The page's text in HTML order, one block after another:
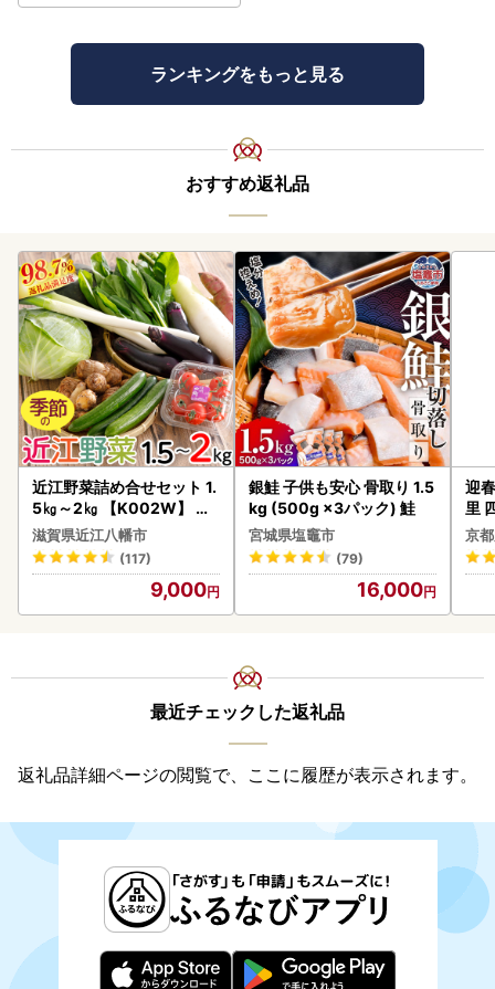
ランキングをもっと見る
おすすめ返礼品
近江野菜詰め合せセット 1.
5㎏～2㎏ 【K002W】 野
菜 旬 新鮮
滋賀県近江八幡市
(117)
9,000
銀鮭 子供も安心 骨取り 1.5
kg (500g ×3パック) 鮭
宮城県塩竈市
(79)
16,000
迎
里
京
最近チェックした返礼品
返礼品詳細ページの閲覧で、ここに履歴が表示されます。